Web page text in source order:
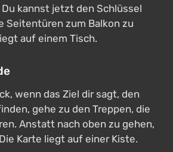
kannst jetzt den Schlüssel
Seitentüren zum Balkon zu
auf einem Tisch.
wenn das Ziel dir sagt, den
gehe zu den Treppen, die
Anstatt nach oben zu gehen,
Karte liegt auf einer Kiste.